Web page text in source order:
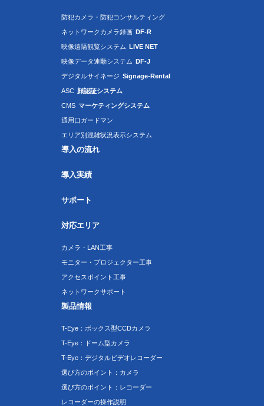
防犯カメラ・防犯コンサルティング
ネットワークカメラ録画 DF-R
映像遠隔観覧システム LIVE NET
映像データ連動システム DF-J
デジタルサイネージ Signage-Rental
ASC 顔認証システム
CMS マーケティングシステム
通用口ガードマン
エリア別混雑状況表示システム
導入の流れ
導入実績
サポート
対応エリア
カメラ・LAN工事
モニター・プロジェクター工事
アクセスポイント工事
ネットワークサポート
製品情報
T-Eye：ボックス型CCDカメラ
T-Eye：ドーム型カメラ
T-Eye：デジタルビデオレコーダー
選び方のポイント：カメラ
選び方のポイント：レコーダー
レコーダーの操作説明